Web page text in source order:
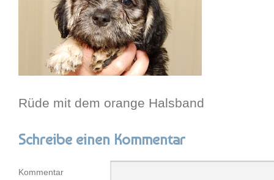
Rüde mit dem orange Halsband
Schreibe einen Kommentar
Kommentar